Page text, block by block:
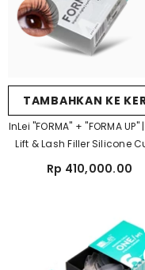
TAMBAHKAN KE
InLei "FORMA" + "FORMA UP"
Lift & Lash Filler Silicone
Rp 410,000.00